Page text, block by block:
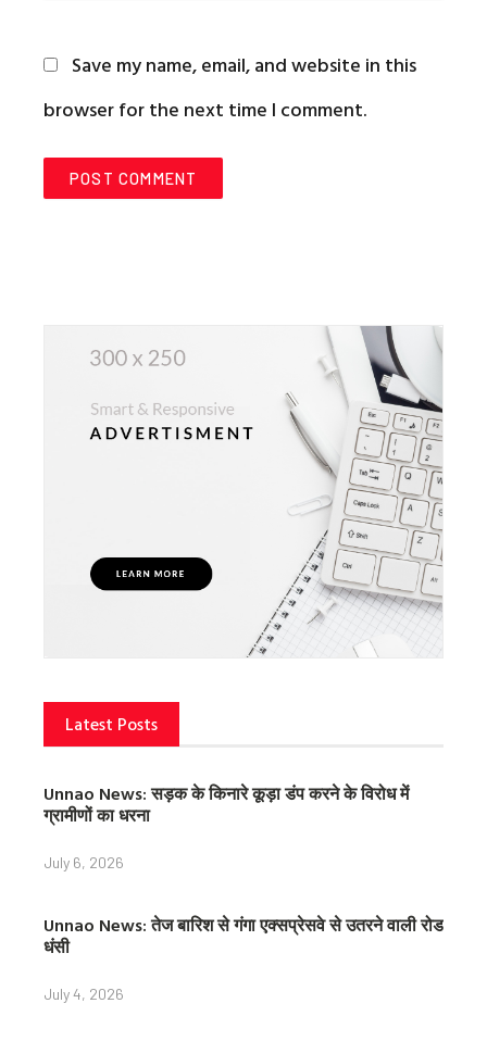
Save my name, email, and website in this
browser for the next time I comment.
Latest Posts
Unnao News: सड़क के किनारे कूड़ा डंप करने के विरोध में
ग्रामीणों का धरना
July 6, 2026
Unnao News: तेज बारिश से गंगा एक्सप्रेसवे से उतरने वाली रोड
धंसी
July 4, 2026